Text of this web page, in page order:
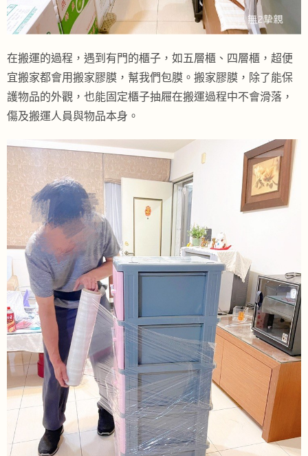
在搬運的過程，遇到有門的櫃子，如五層櫃、四層櫃，超便
宜搬家都會用搬家膠膜，幫我們包膜。搬家膠膜，除了能保
護物品的外觀，也能固定櫃子抽屜在搬運過程中不會滑落，
傷及搬運人員與物品本身。